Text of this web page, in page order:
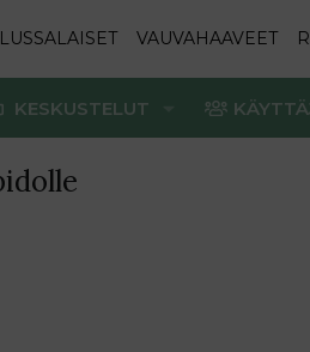
VAUVAHAAVEET
KESKUSTELUT